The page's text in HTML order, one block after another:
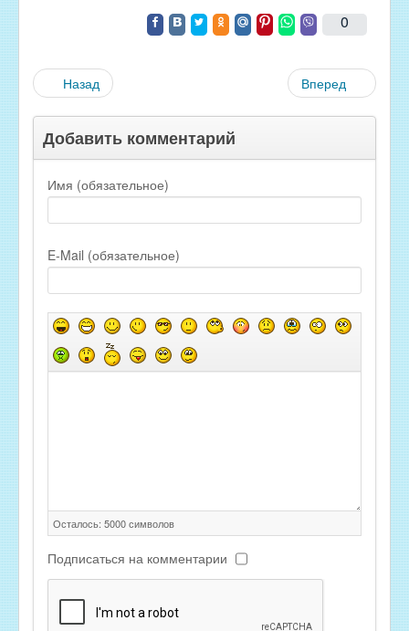
0
Назад Вперед
Добавить комментарий
Имя (обязательное)
E-Mail (обязательное)
Осталось: 5000символов
Подписаться на комментарии